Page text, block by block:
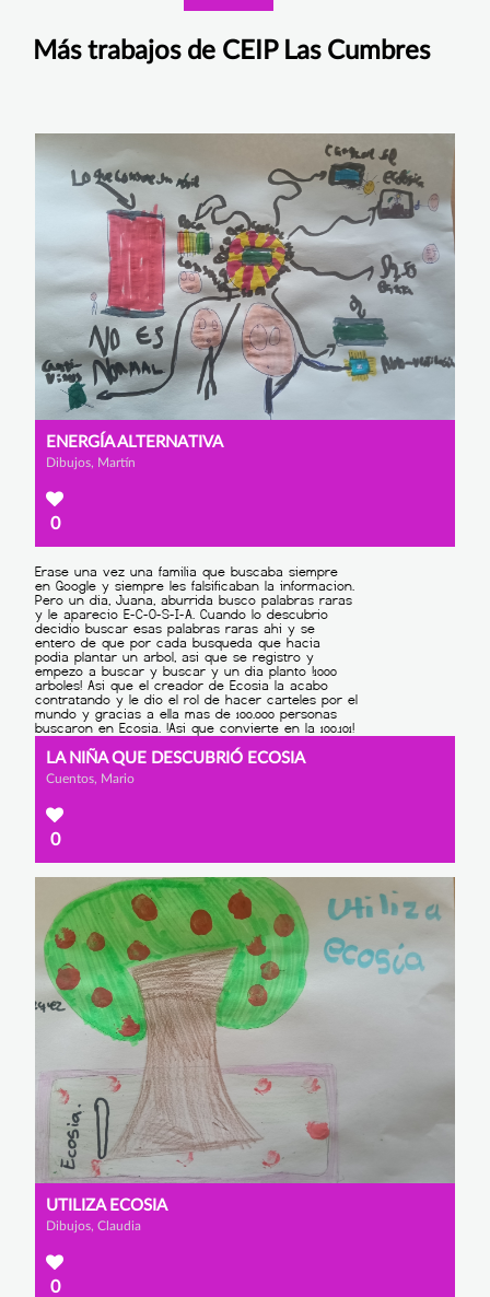
Más trabajos de CEIP Las Cumbres
ENERGÍA ALTERNATIVA
Dibujos, Martín
0
LA NIÑA QUE DESCUBRIÓ ECOSIA
Cuentos, Mario
0
UTILIZA ECOSIA
Dibujos, Claudia
0